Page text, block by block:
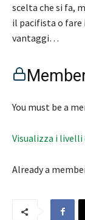
scelta che si fa,
il pacifista o fare
vantaggi…
You must be a
Visualizza i livelli
Already a